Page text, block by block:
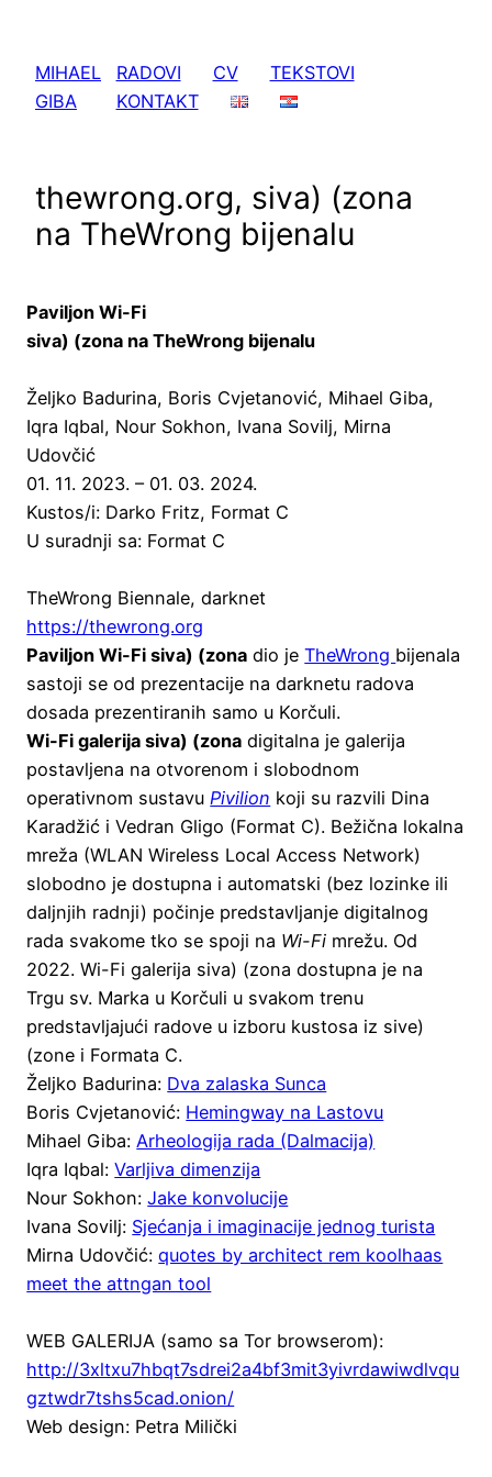
sadržaja
MIHAEL
GIBA
RADOVI CV
TEKSTOVI
KONTAKT
thewrong.org, siva) (zona
na TheWrong bijenalu
Paviljon Wi-Fi
siva) (zona na TheWrong bijenalu
Željko Badurina, Boris Cvjetanović, Mihael Giba,
Iqra Iqbal, Nour Sokhon, Ivana Sovilj, Mirna
Udovčić
01. 11. 2023. – 01. 03. 2024.
Kustos/i: Darko Fritz, Format C
U suradnji sa: Format C
TheWrong Biennale, darknet
https://thewrong.org
Paviljon Wi-Fi siva) (zona dio jeTheWrong bijenala
sastoji se od prezentacije na darknetu radova
dosada prezentiranih samo u Korčuli.
Wi-Fi galerija siva) (zona digitalna je galerija
postavljena na otvorenom i slobodnom
operativnom sustavu Pivilion koji su razvili Dina
Karadžić i Vedran Gligo (Format C). Bežična lokalna
mreža (WLAN Wireless Local Access Network)
slobodno je dostupna i automatski (bez lozinke ili
daljnjih radnji) počinje predstavljanje digitalnog
rada svakome tko se spoji na Wi-Fi mrežu. Od
2022. Wi-Fi galerija siva) (zona dostupna je na
Trgu sv. Marka u Korčuli u svakom trenu
predstavljajući radove u izboru kustosa iz sive)
(zone i Formata C.
Željko Badurina: Dva zalaska Sunca
Boris Cvjetanović: Hemingway na Lastovu
Mihael Giba: Arheologija rada (Dalmacija)
Iqra Iqbal:Varljiva dimenzija
Nour Sokhon:Jake konvolucije
Ivana Sovilj: Sjećanja i imaginacije jednog turista
Mirna Udovčić:quotes by architect rem koolhaas
meet the attngan tool
WEB GALERIJA (samo sa Tor browserom):
http://3xltxu7hbqt7sdrei2a4bf3mit3yivrdawiwdlvqu
gztwdr7tshs5cad.onion/
Web design: Petra Milički